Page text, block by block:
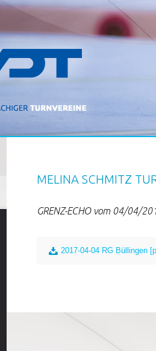
MELINA SCHMITZ
GRENZ-ECHO vom 04/04/
2017-04-04 RG Büllingen